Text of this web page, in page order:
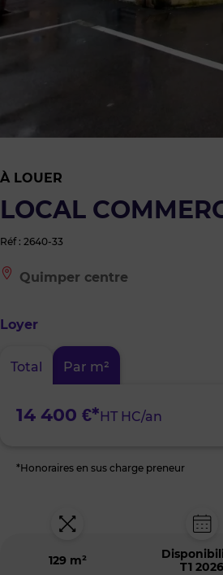
À LOUER
LOCAL
Réf : 2640-33
Le
bien
à
Quimper
centre
Quimper centre
Loyer
Total Par m²
14 400 €*HT HC/an
*Honoraires en sus charge preneur
129 m²
T1 2026